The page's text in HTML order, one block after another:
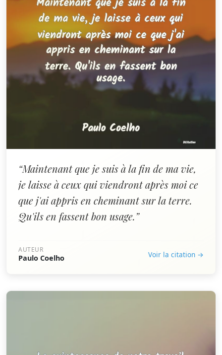
“Maintenant que je suis à la fin de ma vie,
je laisse à ceux qui viendront après moi ce
que j'ai appris en cheminant sur la terre.
Qu'ils en fassent bon usage.”
AUTEUR
Paulo Coelho Voir la citation →